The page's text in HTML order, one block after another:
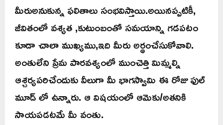
మీరుఅనుకున్న ఫలితాలు సంభవిస్తాయి.అయినప్పటికీ,
జీవితంలో వశ్యత ,కుటుంబంతో సమయాన్ని గడపటం
కూడా చాలా ముఖ్యము,ఇది మీరు అర్థంచేసుకోవాలి.
అంతులేని ప్రేమ పారవశ్యంలో ముంచెత్తి మిమ్మల్ని
ఆశ్చర్యపరిచేందుకు వీలుగా మీ భాగస్వామి ఈ రోజు ఫుల్
మూడ్ లో ఉన్నారు. ఆ విషయంలో ఆమెకు/అతనికి
సాయపడటమే మీ వంతు.